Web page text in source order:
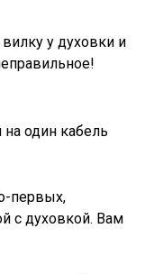
у духовки и
один кабель
первых,
с духовкой. Вам